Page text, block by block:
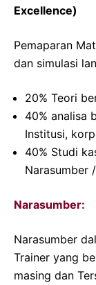
Excellence)
Pemaparan
dan simulasi
20% Teori
40% analisa
Institusi,
40% Studi
Narasumber
Narasumber:
Narasumber
Trainer yang
masing dan